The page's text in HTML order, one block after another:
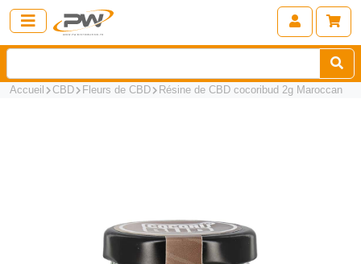
Accueil CBD Fleurs de CBD Résine de CBD cocoribud 2g Maroccan